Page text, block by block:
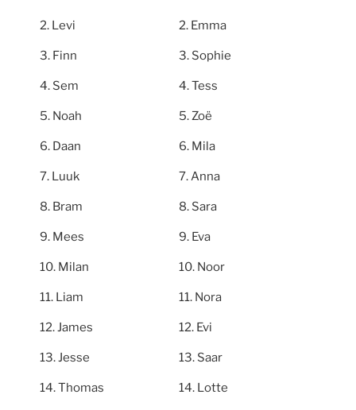
Levi
Finn
Sem
Noah
Daan
Luuk
Bram
Mees
Milan
Liam
James
Jesse
Thomas
Emma
Sophie
Tess
Zoë
Mila
Anna
Sara
Eva
Noor
Nora
Evi
Saar
Lotte